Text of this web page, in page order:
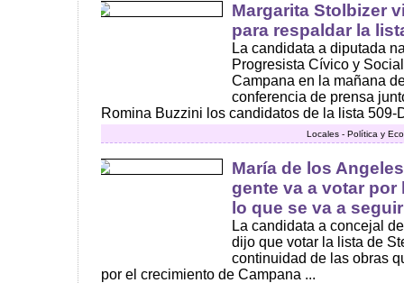
Margarita Stolbizer
para respaldar la
La candidata a diputada
Progresista Cívico y
Campana en la mañana
conferencia de prensa
Romina Buzzini los candidatos de la lista 509-
Locales - Política y
María de los
gente va a votar
lo que se va a
La candidata a concejal
dijo que votar la lista de
continuidad de las obras
por el crecimiento de Campana ...